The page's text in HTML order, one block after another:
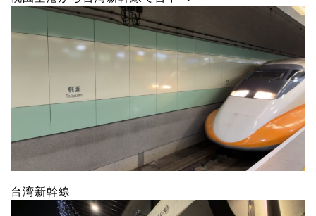
台湾新幹線